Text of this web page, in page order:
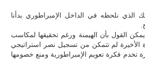
الذي نلحظه في الداخل الإمبراطوري بدأنا
القول بأن الهيمنة ورغم تحقيقها لمكاسب
الأخيرة لم تتمكن من تسجيل نصر استراتيجي
تخدم فكرة تعويم الإمبراطورية ومنع خصومها